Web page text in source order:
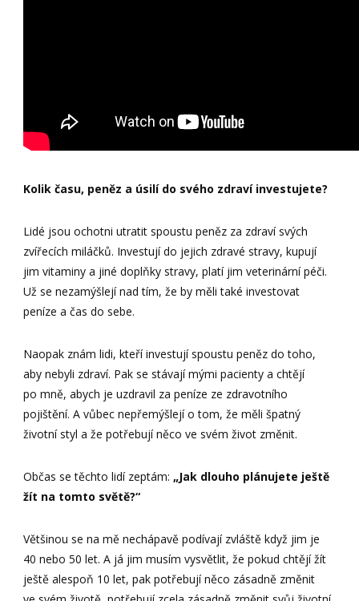
Kolik času, peněz a úsilí do svého zdraví investujete?
Lidé jsou ochotni utratit spoustu peněz za zdraví svých
zvířecích miláčků. Investují do jejich zdravé stravy, kupují
jim vitaminy a jiné doplňky stravy, platí jim veterinární péči.
Už se nezamýšlejí nad tím, že by měli také investovat
peníze a čas do sebe.
Naopak znám lidi, kteří investují spoustu peněz do toho,
aby nebyli zdraví. Pak se stávají mými pacienty a chtějí
po mně, abych je uzdravil za peníze ze zdravotního
pojištění. A vůbec nepřemýšlejí o tom, že měli špatný
životní styl a že potřebují něco ve svém život změnit.
Občas se těchto lidí zeptám:„Jak dlouho plánujete ještě
žít na tomto světě?“
Většinou se na mě nechápavě podívají zvláště když jim je
40 nebo 50 let. A já jim musím vysvětlit, že pokud chtějí žít
ještě alespoň 10 let, pak potřebují něco zásadně změnit